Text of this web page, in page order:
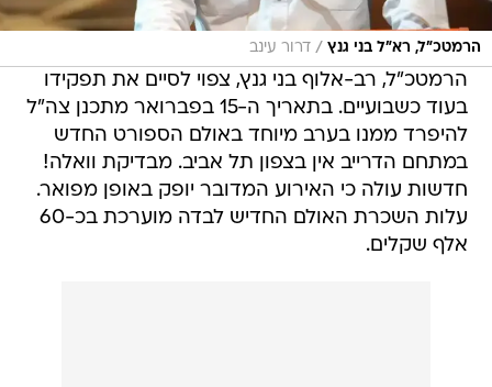
הרמטכ"ל, רא"ל בני גנץ / דרור עינב
הרמטכ"ל, רב-אלוף בני גנץ, צפוי לסיים את תפקידו
בעוד כשבועיים. בתאריך ה-15 בפברואר מתכנן צה"ל
להיפרד ממנו בערב מיוחד באולם הספורט החדש
במתחם הדרייב אין בצפון תל אביב. מבדיקת וואלה!
חדשות עולה כי האירוע המדובר יופק באופן מפואר.
עלות השכרת האולם החדיש לבדה מוערכת בכ-60
אלף שקלים.